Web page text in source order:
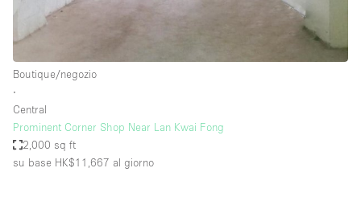
Boutique/negozio
∙
Central
Prominent Corner Shop Near Lan Kwai Fong
2,000 sq ft
su base HK$11,667 al giorno